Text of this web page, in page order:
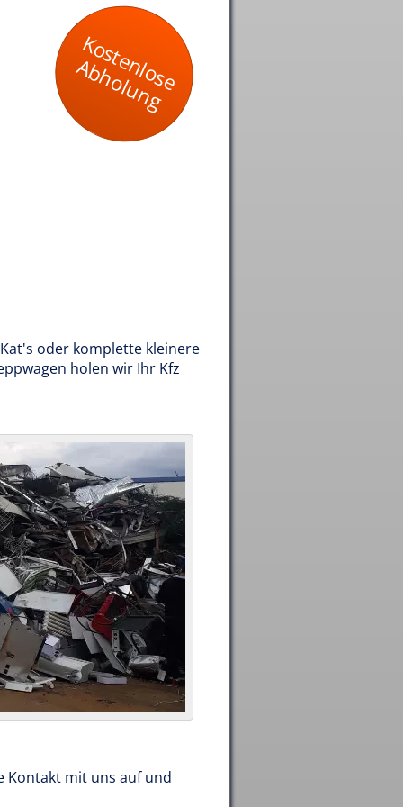
Kostenlose
Abholung
oder komplette kleinere
holen wir Ihr Kfz
Kontakt mit uns auf und